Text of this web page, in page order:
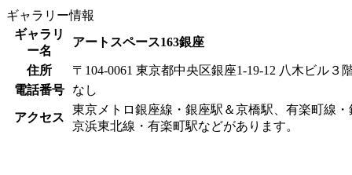
ギャラリー情報
ギャラリ
ー名
アートスペース163銀座
住所
〒104-0061 東京都中央区銀座1-19-12 八木ビル３
電話番号
なし
アクセス
東京メトロ銀座線・銀座駅＆京橋駅、有楽町線
京浜東北線・有楽町駅などがあります。